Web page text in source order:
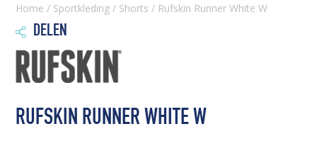
Home / Sportkleding / Shorts / Rufskin Runner White W
 DELEN
RUFSKIN RUNNER WHITE W